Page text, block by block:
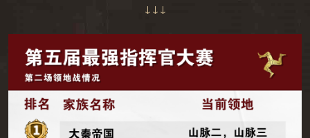
↓↓↓